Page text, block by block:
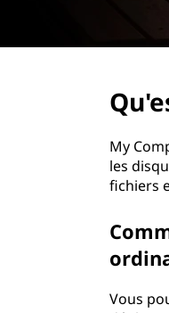
My
les
fichiers
Vous